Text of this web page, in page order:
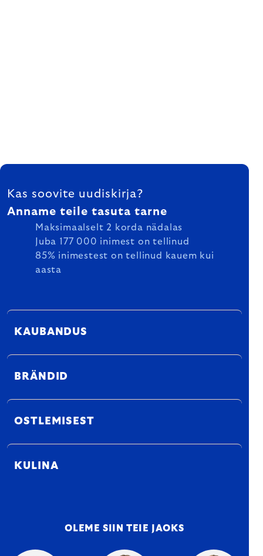
FOOTER
Kas soovite uudiskirja?
Anname teile tasuta tarne
Maksimaalselt 2 korda nädalas
Juba 177 000 inimest on tellinud
85% inimestest on tellinud kauem kui
aasta
KAUBANDUS
BRÄNDID
OSTLEMISEST
KULINA
OLEME SIIN TEIE JAOKS